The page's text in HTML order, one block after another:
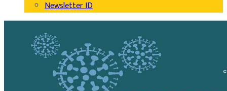
Newsletter ID